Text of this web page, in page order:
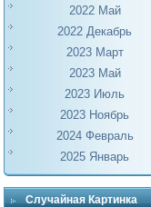
2022 Май
2022 Декабрь
2023 Март
2023 Май
2023 Июль
2023 Ноябрь
2024 Февраль
2025 Январь
Случайная Картинка